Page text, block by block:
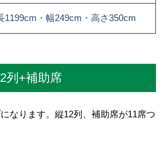
1199cm・幅249cm・高さ350cm
列+補助席
なります。縦12列、補助席が11席つ